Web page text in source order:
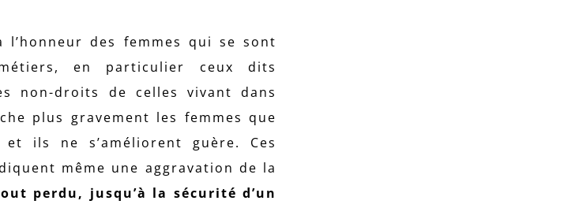
des femmes qui se sont
en particulier ceux dits
non-droits de celles vivant dans
plus gravement les femmes que
ils ne s’améliorent guère. Ces
même une aggravation de la
perdu, jusqu’à la sécurité d’un